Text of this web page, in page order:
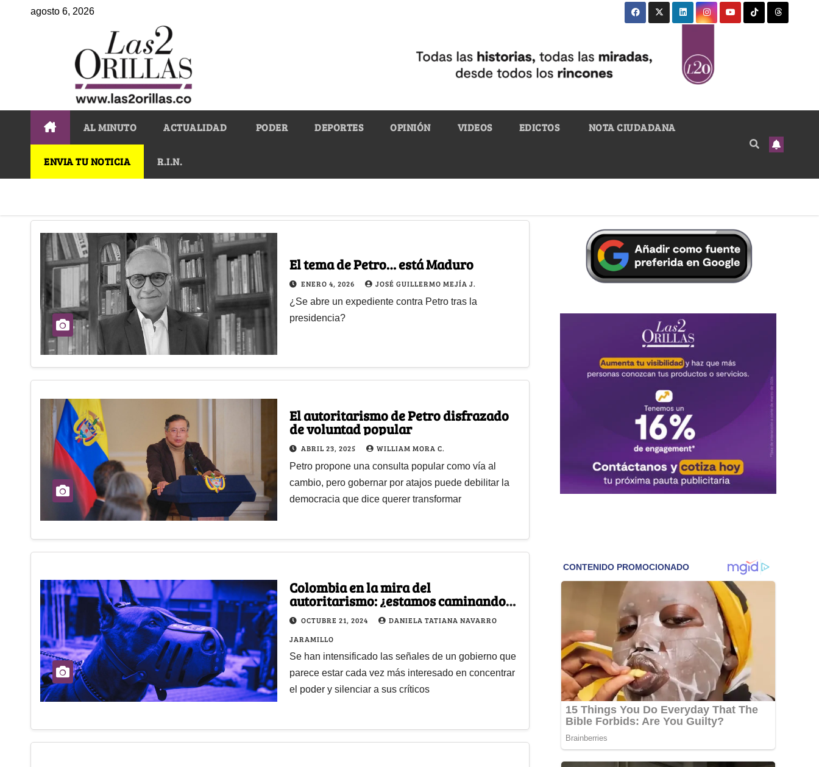
agosto 6, 2026
AL MINUTO ACTUALIDAD PODER DEPORTES OPINIÓN VIDEOS EDICTOS NOTA CIUDADANA
ENVIA TU NOTICIA R.I.N.
El tema de Petro… está Maduro
ENERO 4, 2026 JOSÉ GUILLERMO MEJÍA J.
¿Se abre un expediente contra Petro tras la
presidencia?
El autoritarismo de Petro disfrazado
de voluntad popular
ABRIL 23, 2025 WILLIAM MORA C.
Petro propone una consulta popular como vía al
cambio, pero gobernar por atajos puede debilitar la
democracia que dice querer transformar
Colombia en la mira del
autoritarismo: ¿estamos caminando
hacia una dictadura?
OCTUBRE 21, 2024
DANIELA TATIANA NAVARRO
JARAMILLO
Se han intensificado las señales de un gobierno que
parece estar cada vez más interesado en concentrar
el poder y silenciar a sus críticos